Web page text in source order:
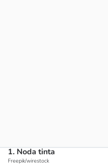
1. Noda tinta
Freepik/wirestock